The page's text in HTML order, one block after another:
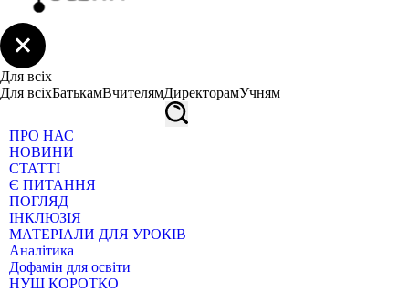
Для всіх
Для всіхБатькамВчителямДиректорамУчням
ПРО НАС
НОВИНИ
СТАТТІ
Є ПИТАННЯ
ПОГЛЯД
ІНКЛЮЗІЯ
МАТЕРІАЛИ ДЛЯ УРОКІВ
Аналітика
Дофамін для освіти
НУШ КОРОТКО